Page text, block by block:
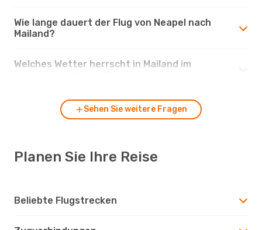
Wie lange dauert der Flug von Neapel nach
Mailand?
Welches Wetter herrscht in Mailand im
Sehen Sie weitere Fragen
Planen Sie Ihre Reise
Beliebte Flugstrecken